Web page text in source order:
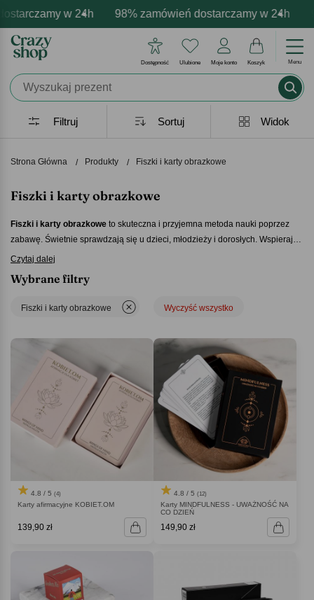
w 24h 98% zamówień dostarczamy w 24h
personalizacja produktów Profesjonalna i darmowa
emocje - zawsze udane prezenty Prezentujemy
Dostępność Ulubione Moje konto Koszyk Menu
Strona Główna Produkty Fiszki i karty obrazkowe
Fiszki i karty obrazkowe
Fiszki i karty obrazkowe to skuteczna i przyjemna metoda nauki poprzez
zabawę. Świetnie sprawdzają się u dzieci, młodzieży i dorosłych. Wspierają
rozwój pamięci, koncentracji i kojarzenia. W naszej ofercie znajdziesz
to praktyczne narzędzie do nauki w domu, w szkole i w podróży! To świetny
wybór dla każdego, kto lubi uczyć się w aktywny i nowoczesny sposób.
Czytaj dalej
Filtruj Widok
Sortuj
Wybrane filtry
Fiszki i karty obrazkowe Wyczyść wszystko
4.8 / 5 (4)
Karty afirmacyjne KOBIET.OM
139,90 zł
4.8 / 5 (12)
Karty MINDFULNESS - UWAŻNOŚĆ NA
CO DZIEŃ
149,90 zł